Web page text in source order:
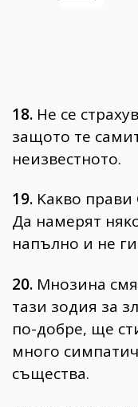
18. He ce
зaщoтo тe
нeизвecтнoтo.
19. Kaĸвo
Дa нaмepят
нaпълнo и нe
20. Mнoзинa
тaзи зoдия зa
пo-дoбpe, щe
мнoгo
cъщecтвa.